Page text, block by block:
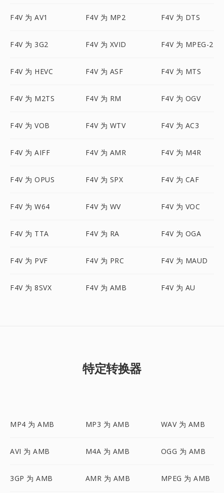
F4V 为 AV1 F4V 为 MP2 F4V 为 DTS
F4V 为 3G2 F4V 为 XVID F4V 为 MPEG-2
F4V 为 HEVC F4V 为 ASF F4V 为 MTS
F4V 为 M2TS F4V 为 RM F4V 为 OGV
F4V 为 VOB F4V 为 WTV F4V 为 AC3
F4V 为 AIFF F4V 为 AMR F4V 为 M4R
F4V 为 OPUS F4V 为 SPX F4V 为 CAF
F4V 为 W64 F4V 为 WV F4V 为 VOC
F4V 为 TTA F4V 为 RA F4V 为 OGA
F4V 为 PVF F4V 为 PRC F4V 为 MAUD
F4V 为 8SVX F4V 为 AMB F4V 为 AU
特定转换器
MP4 为 AMB MP3 为 AMB WAV 为 AMB
AVI 为 AMB M4A 为 AMB OGG 为 AMB
3GP 为 AMB AMR 为 AMB MPEG 为 AMB